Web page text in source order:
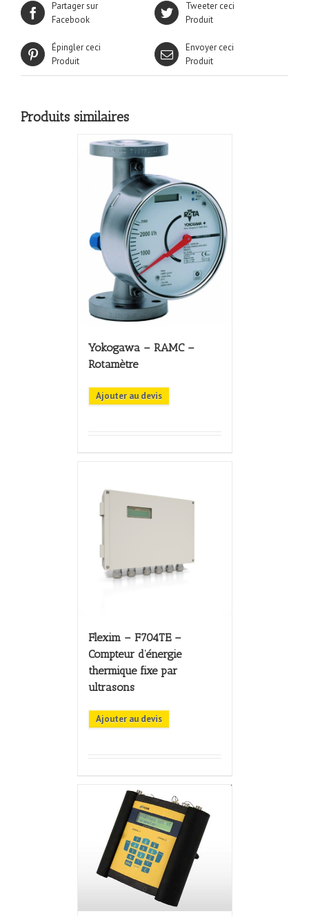
Partager sur
Facebook
Tweeter ceci
Produit
Épingler ceci
Produit
Envoyer ceci
Produit
Produits similaires
Yokogawa – RAMC –
Rotamètre
Ajouter au devis
Flexim – F704TE –
Compteur d’énergie
thermique fixe par
ultrasons
Ajouter au devis